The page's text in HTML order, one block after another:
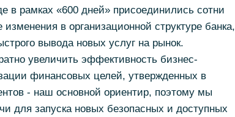
рамках «600 дней» присоединились сотни
в организационной структуре банка,
вывода новых услуг на рынок.
увеличить эффективность бизнес-
финансовых целей, утвержденных в
- наш основной ориентир, поэтому мы
для запуска новых безопасных и доступных